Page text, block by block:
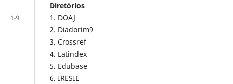
1-9
Diretórios
1. DOAJ
2. Diadorim9
3. Crossref
4. Latindex
5. Edubase
6. IRESIE